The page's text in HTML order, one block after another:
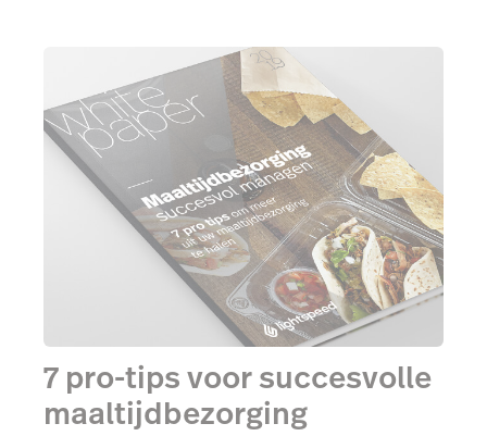
7 pro-tips voor succesvolle
maaltijdbezorging